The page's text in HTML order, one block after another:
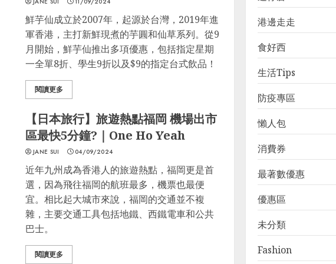
鮮芋仙成立於2007年，起源於台灣，2019年進
軍香港，主打新鮮現煮的芋圓和仙草系列。從9
月開始，鮮芋仙推出多項優惠，包括指定星期
一全單8折、學生9折以及$9的指定台式飲品！
閱讀更多
【日本旅行】旅遊熱點福岡 機場出市
區最快5分鐘?｜One Ho Yeah
JANE SUI 04/09/2024
近年九州成為香港人的旅遊熱點，福岡更是首
選，因為飛往福岡的航班最多，機票也最便
宜。相比起大城市來說，福岡的交通並不複
雜，主要交通工具包括地鐵、西鐵電車和公共
巴士。
閱讀更多
港邊走走
食好西
生活Tips
防疫專區
懶人包
消費券
最著數優惠
優惠區
未分類
Fashion